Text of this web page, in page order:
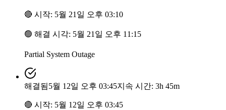
🔴 시작: 5월 21일 오후 03:10
🟢 해결 시각: 5월 21일 오후 11:15
Partial System Outage
해결됨5월 12일 오후 03:45지속 시간: 3h 45m
🔴 시작: 5월 12일 오후 03:45